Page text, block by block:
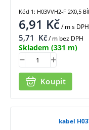
6,91 Kč/ ms DPH
5,71 Kč/ m bez DPH
Skladem (331 m)
Koupit
Kód 1: H03VVH2-F 2X0,5
kabel